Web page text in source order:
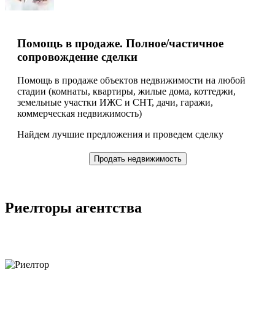
Помощь в продаже. Полное/частичное
сопровождение сделки
Помощь в продаже объектов недвижимости на любой
стадии (комнаты, квартиры, жилые дома, коттеджи,
земельные участки ИЖС и СНТ, дачи, гаражи,
коммерческая недвижимость)
Найдем лучшие предложения и проведем сделку
Продать недвижимость
Риелторы агентства